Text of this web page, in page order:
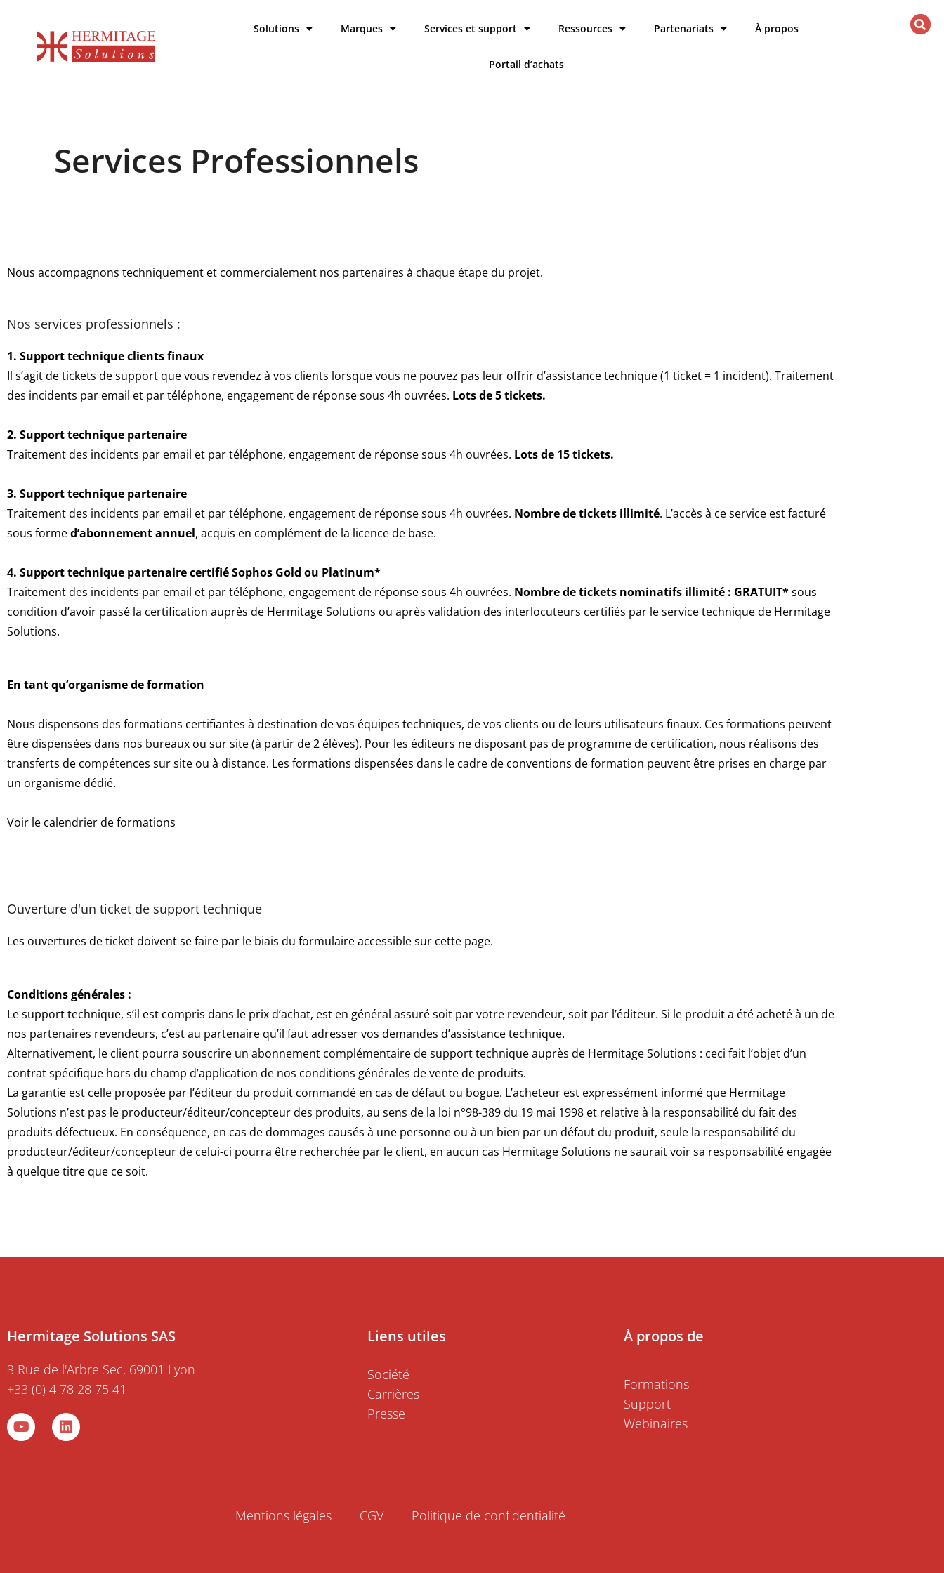
contenu
Solutions Marques Services et support Ressources Partenariats À propos
Portail d’achats
Services Professionnels
Nous accompagnons techniquement et commercialement nos partenaires à chaque étape du projet.
Nos services professionnels :
1. Support technique clients finaux
Il s’agit de tickets de support que vous revendez à vos clients lorsque vous ne pouvez pas leur offrir d’assistance technique (1 ticket = 1 incident). Traitement
des incidents par email et par téléphone, engagement de réponse sous 4h ouvrées. Lots de5 tickets.
2. Support technique partenaire
Traitement des incidents par email et par téléphone, engagement de réponse sous 4h ouvrées. Lots de 15 tickets.
3. Support technique partenaire
Traitement des incidents par email et par téléphone, engagement de réponse sous 4h ouvrées. Nombre de tickets illimité. L’accès à ce service est facturé
sous formed’abonnement annuel, acquis en complément de la licence de base.
4. Support technique partenaire certifié Sophos Gold ou Platinum*
Traitement des incidents par email et par téléphone, engagement de réponse sous 4h ouvrées. Nombre de tickets nominatifs illimité : GRATUIT*sous
condition d’avoir passé la certification auprès de Hermitage Solutions ou après validation des interlocuteurs certifiés par le service technique de Hermitage
Solutions.
En tant qu’organisme de formation
Nous dispensons des formations certifiantes à destination de vos équipes techniques, de vos clients ou de leurs utilisateurs finaux. Ces formations peuvent
être dispensées dans nos bureaux ou sur site (à partir de 2 élèves). Pour les éditeurs ne disposant pas de programme de certification, nous réalisons des
transferts de compétences sur site ou à distance. Les formations dispensées dans le cadre de conventions de formation peuvent être prises en charge par
un organisme dédié.
Voir le calendrier de formations
Ouverture d'un ticket de support technique
Les ouvertures de ticket doivent se faire par le biais du formulaire accessible sur cette page.
Conditions générales :
Le support technique, s’il est compris dans le prix d’achat, est en général assuré soit par votre revendeur, soit par l’éditeur. Si le produit a été acheté à un de
nos partenaires revendeurs, c’est au partenaire qu’il faut adresser vos demandes d’assistance technique.
Alternativement, le client pourra souscrire un abonnement complémentaire de support technique auprès de Hermitage Solutions : ceci fait l’objet d’un
contrat spécifique hors du champ d’application de nos conditions générales de vente de produits.
La garantie est celle proposée par l’éditeur du produit commandé en cas de défaut ou bogue. L’acheteur est expressément informé que Hermitage
Solutions n’est pas le producteur/éditeur/concepteur des produits, au sens de la loi n°98-389 du 19 mai 1998 et relative à la responsabilité du fait des
produits défectueux. En conséquence, en cas de dommages causés à une personne ou à un bien par un défaut du produit, seule la responsabilité du
producteur/éditeur/concepteur de celui-ci pourra être recherchée par le client, en aucun cas Hermitage Solutions ne saurait voir sa responsabilité engagée
à quelque titre que ce soit.
Hermitage Solutions SAS Liens utiles À propos de
3 Rue de l'Arbre Sec, 69001 Lyon
+33 (0) 4 78 28 75 41
Y
o
u
u
L
i
n
e
Société
Carrières
Presse
Formations
Support
Webinaires
Mentions légales CGV Politique de confidentialité